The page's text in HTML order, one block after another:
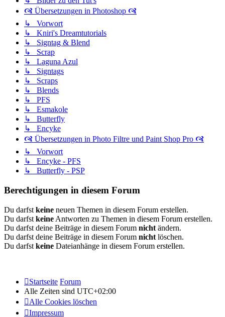
🙧 Übersetzungen in Photoshop 🙧
↳ Vorwort
↳ Kniri's Dreamtutorials
↳ Signtag & Blend
↳ Scrap
↳ Laguna Azul
↳ Signtags
↳ Scraps
↳ Blends
↳ PFS
↳ Esmakole
↳ Butterfly
↳ Encyke
🙧 Übersetzungen in Photo Filtre und Paint Shop Pro 🙧
↳ Vorwort
↳ Encyke - PFS
↳ Butterfly - PSP
Berechtigungen in diesem Forum
Du darfst keine neuen Themen in diesem Forum erstellen.
Du darfst keine Antworten zu Themen in diesem Forum erstellen.
Du darfst deine Beiträge in diesem Forum nicht ändern.
Du darfst deine Beiträge in diesem Forum nicht löschen.
Du darfst keine Dateianhänge in diesem Forum erstellen.
Startseite Forum
Alle Zeiten sind UTC+02:00
Alle Cookies löschen
Impressum